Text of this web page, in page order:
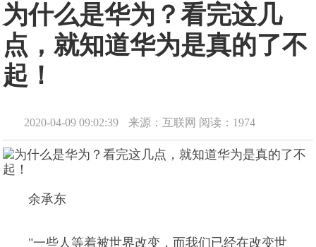
为什么是华为？看完这几
点，就知道华为是真的了不
起！
2020-04-09 09:02:39 来源：互联网 阅读：1974
余承东
"一些人等着被世界改变，而我们已经在改变世